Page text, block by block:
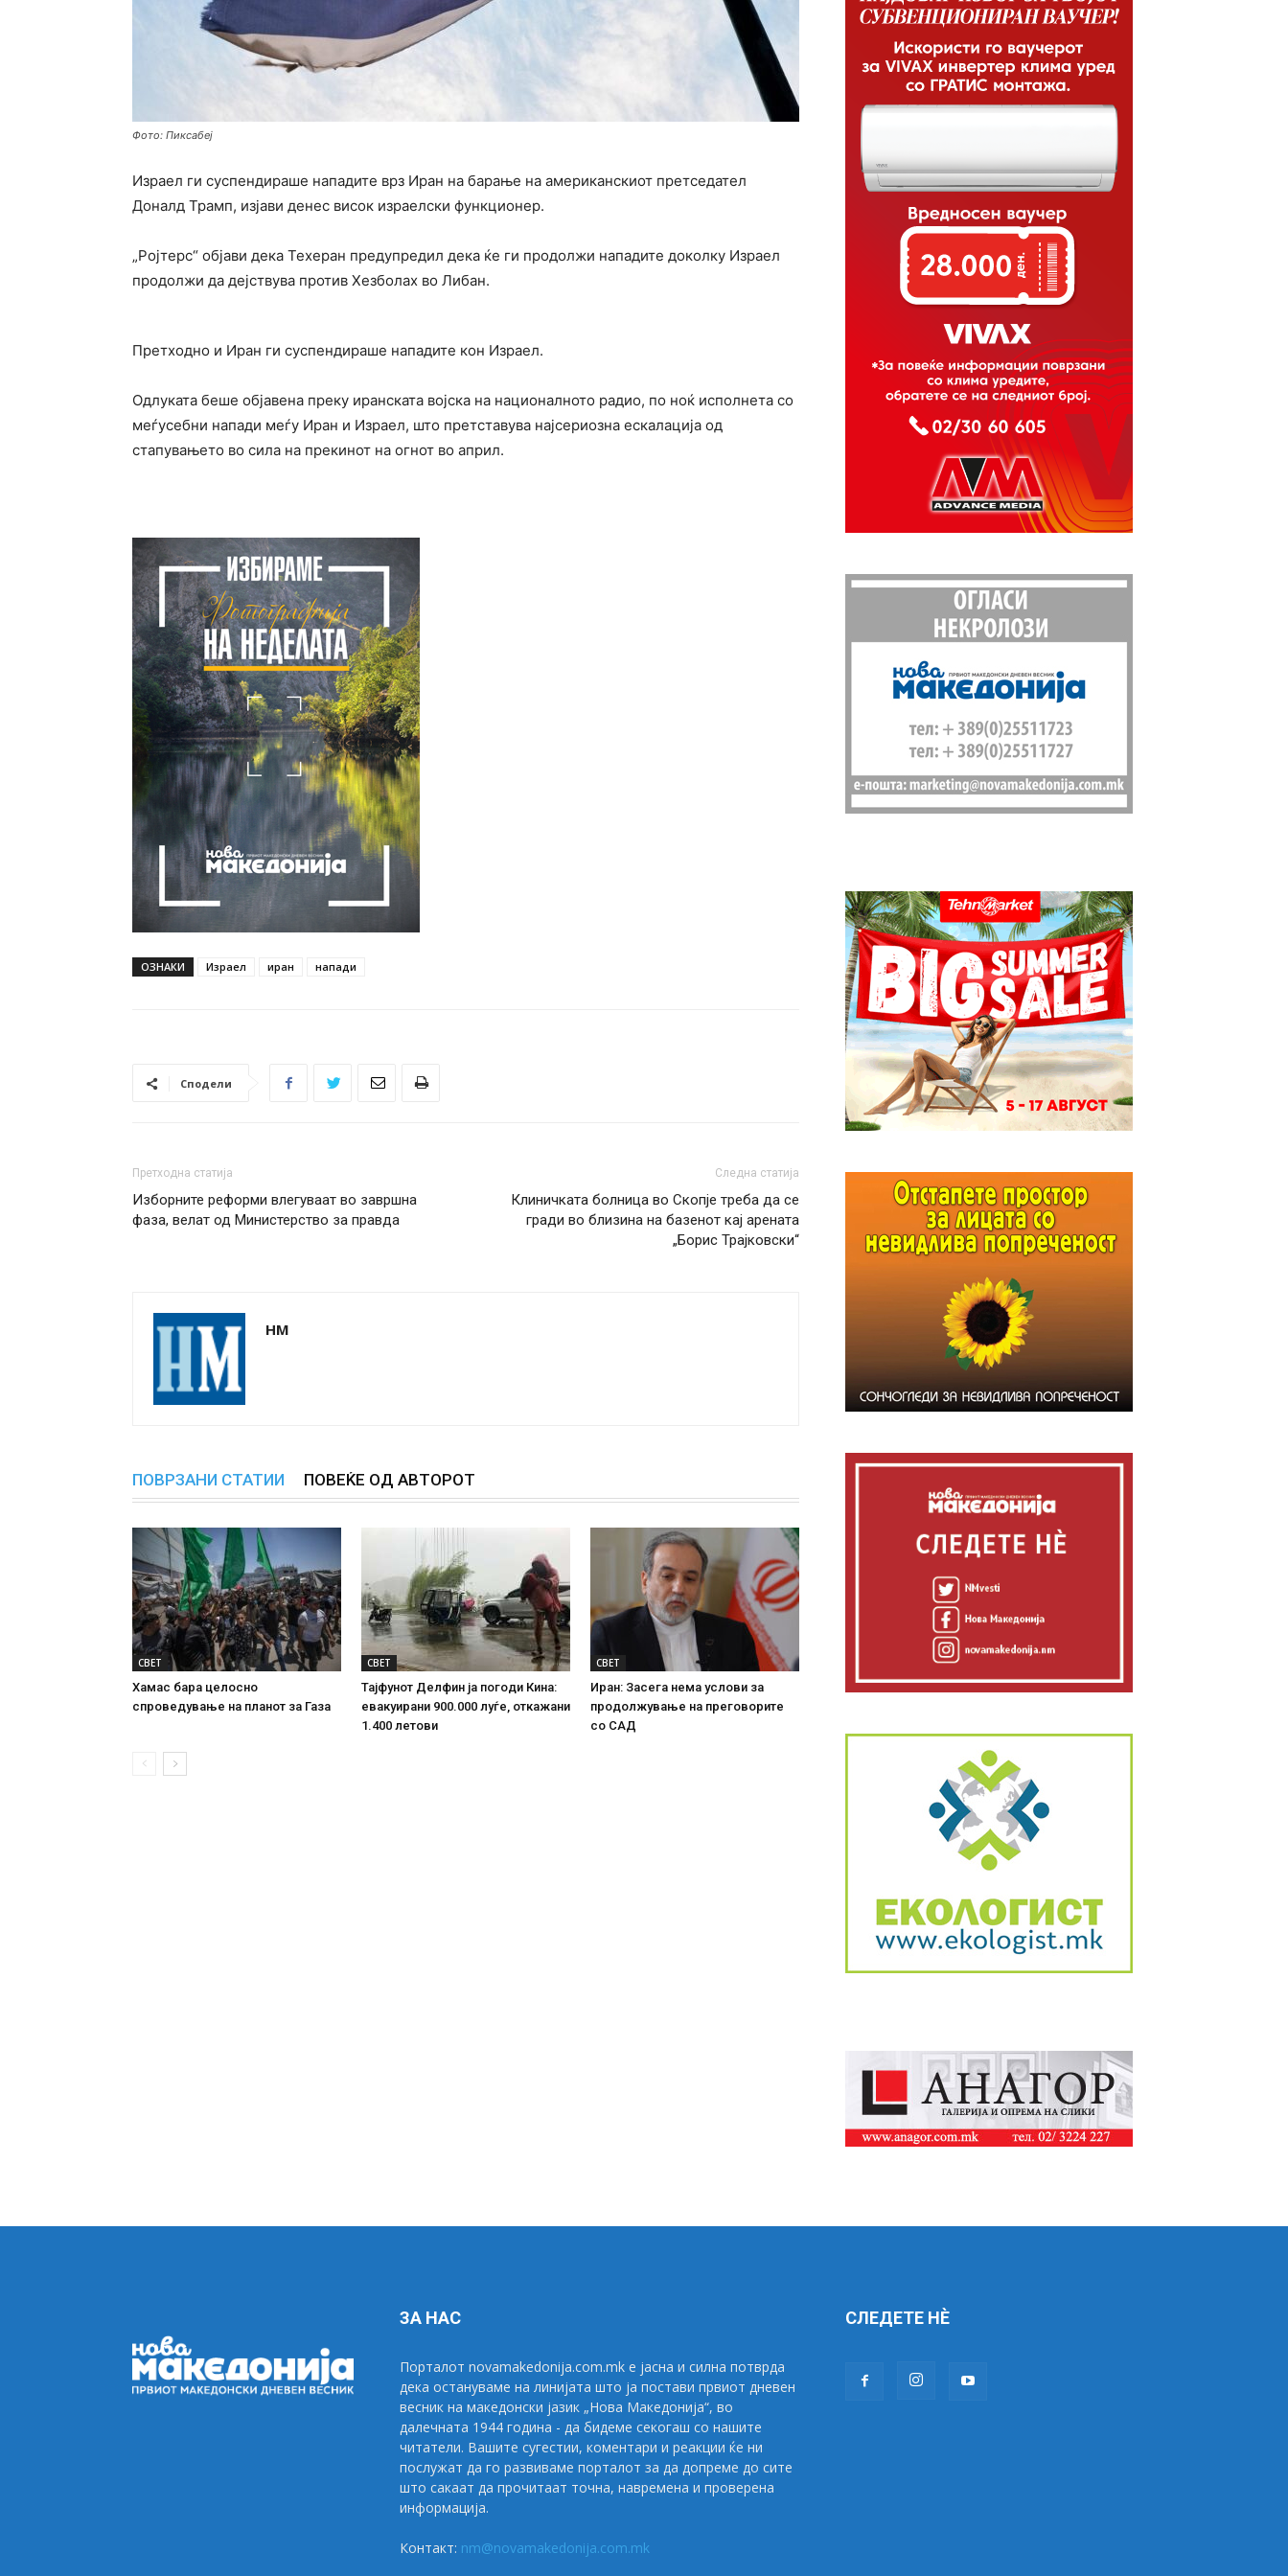
Фото: Пиксабеј
Израел ги суспендираше нападите врз Иран на барање на американскиот претседател
Доналд Трамп, изјави денес висок израелски функционер.
„Ројтерс“ објави дека Техеран предупредил дека ќе ги продолжи нападите доколку Израел
продолжи да дејствува против Хезболах во Либан.
Претходно и Иран ги суспендираше нападите кон Израел.
Одлуката беше објавена преку иранската војска на националното радио, по ноќ исполнета со
меѓусебни напади меѓу Иран и Израел, што претставува најсериозна ескалација од
стапувањето во сила на прекинот на огнот во април.
ОЗНАКИ Израел иран напади
Сподели
Претходна статија
Изборните реформи влегуваат во завршна
фаза, велат од Министерство за правда
Следна статија
Клиничката болница во Скопје треба да се
гради во близина на базенот кај арената
„Борис Трајковски“
НМ
ПОВРЗАНИ СТАТИИ ПОВЕЌЕ ОД АВТОРОТ
СВЕТ
Хамас бара целосно
спроведување на планот за Газа
СВЕТ
Тајфунот Делфин ја погоди Кина:
евакуирани 900.000 луѓе, откажани
1.400 летови
СВЕТ
Иран: Засега нема услови за
продолжување на преговорите
со САД
ЗА НАС
Порталот novamakedonija.com.mk е јасна и силна потврда
дека остануваме на линијата што ја постави првиот дневен
весник на македонски јазик „Нова Македонија“, во
далечната 1944 година - да бидеме секогаш со нашите
читатели. Вашите сугестии, коментари и реакции ќе ни
послужат да го развиваме порталот за да допреме до сите
што сакаат да прочитаат точна, навремена и проверена
информација.
Контакт: nm@novamakedonija.com.mk
СЛЕДЕТЕ НÈ